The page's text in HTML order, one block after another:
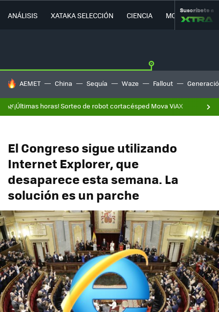
ANÁLISIS XATAKA SELECCIÓN CIENCIA MOVILIDAD
Suscríbete a
HOY SE HABLA DE
AEMET China Sequía Waze Fallout
🌿¡Últimas horas! Sorteo de robot cortacésped Mova ViAX
El Congreso sigue utilizando
Internet Explorer, que
desaparece esta semana. La
solución es un parche